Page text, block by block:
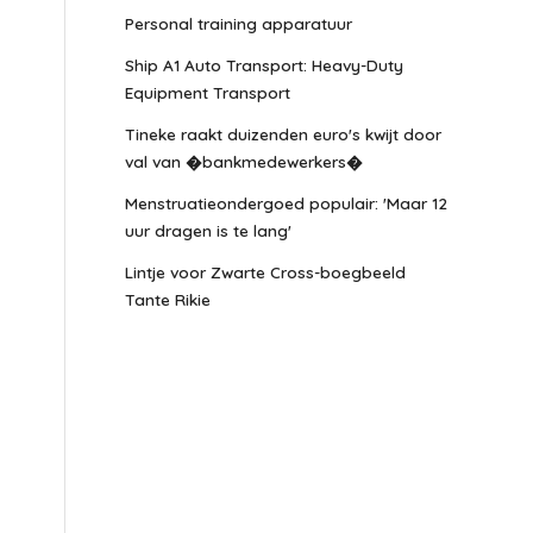
Personal training apparatuur
Ship A1 Auto Transport: Heavy-Duty
Equipment Transport
Tineke raakt duizenden euro's kwijt door
val van �bankmedewerkers�
Menstruatieondergoed populair: 'Maar 12
uur dragen is te lang'
Lintje voor Zwarte Cross-boegbeeld
Tante Rikie